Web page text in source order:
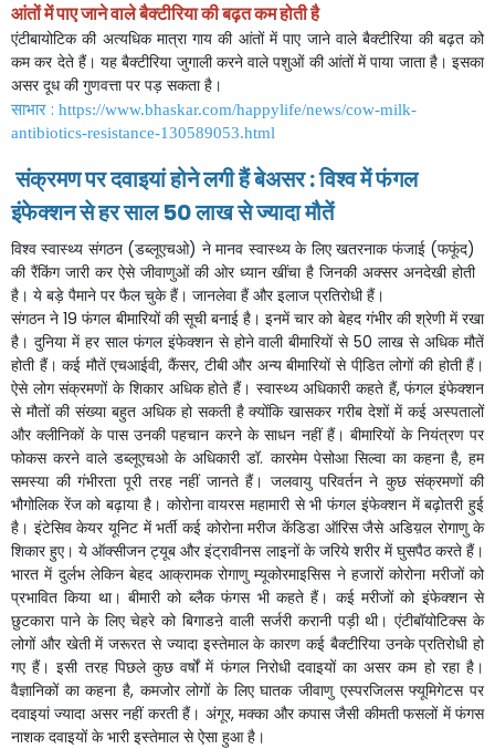
आंतोंमेंपाएजानेवालेबैक्टीरियाकीबढ़तकमहोतीहै
एंटीबायोटिक की अत्यधिक मात्रा गाय की आंतों में पाए जाने वाले बैक्टीरिया की बढ़त को
कम कर देते हैं। यह बैक्टीरिया जुगाली करने वाले पशुओं की आंतों में पाया जाता है। इसका
असर दूध की गुणवत्ता पर पड़ सकता है।
साभार : https://www.bhaskar.com/happylife/news/cow-milk-
antibiotics-resistance-130589053.html
संक्रमणपरदवाइयांहोनेलगीहैंबेअसर:विश्वमेंफंगल
इंफेक्शनसेहरसाल50लाखसेज्यादामौतें
विश्व स्वास्थ्य संगठन(डब्लूएचओ) ने मानव स्वास्थ्य के लिए खतरनाक फंजाई(फफूंद)
की रैंकिंग जारी कर ऐसे जीवाणुओं की ओर ध्यान खींचा है जिनकी अक्सर अनदेखी होती
है। ये बड़े पैमाने पर फैल चुके हैं। जानलेवा हैं और इलाज प्रतिरोधी हैं।
संगठन ने 19फंगल बीमारियों की सूची बनाई है। इनमें चार को बेहद गंभीर की श्रेणी में रखा
है। दुनिया में हर साल फंगल इंफेक्शन से होने वाली बीमारियों से50लाख से अधिक मौतें
होती हैं। कई मौतें एचआईवी,कैंसर, टीबी और अन्य बीमारियों से पीडि़त लोगों की होती हैं।
ऐसे लोग संक्रमणों के शिकार अधिक होते हैं। स्वास्थ्य अधिकारी कहते हैं,फंगल इंफेक्शन
से मौतों की संख्या बहुत अधिक हो सकती है क्योंकि खासकर गरीब देशों में कई अस्पतालों
और क्लीनिकों के पास उनकी पहचान करने के साधन नहीं हैं। बीमारियों के नियंत्रण पर
फोकस करने वाले डब्लूएचओ के अधिकारी डॉ. कारमेम पेसोआ सिल्वा का कहना है,हम
समस्या की गंभीरता पूरी तरह नहीं जानते हैं। जलवायु परिवर्तन ने कुछ संक्रमणों की
भौगोलिक रेंज को बढ़ाया है। कोरोना वायरस महामारी से भी फंगल इंफेक्शन में बढ़ोतरी हुई
है। इंटेसिव केयर यूनिट में भर्ती कई कोरोना मरीज केंडिडा ऑरिस जैसे अडिय़ल रोगाणु के
शिकार हुए। ये ऑक्सीजन ट्यूब और इंट्रावीनस लाइनों के जरिये शरीर में घुसपैठ करते हैं।
भारत में दुर्लभ लेकिन बेहद आक्रामक रोगाणु म्यूकोरमाइसिस ने हजारों कोरोना मरीजों को
प्रभावित किया था। बीमारी को ब्लैक फंगस भी कहते हैं। कई मरीजों को इंफेक्शन से
छुटकारा पाने के लिए चेहरे को बिगाडऩे वाली सर्जरी करानी पड़ी थी। एंटीबॉयोटिक्स के
लोगों और खेती में जरूरत से ज्यादा इस्तेमाल के कारण कई बैक्टीरिया उनके प्रतिरोधी हो
गए हैं। इसी तरह पिछले कुछ वर्षों में फंगल निरोधी दवाइयों का असर कम हो रहा है।
वैज्ञानिकों का कहना है, कमजोर लोगों के लिए घातक जीवाणु एस्परजिलस फ्यूमिगेटस पर
दवाइयां ज्यादा असर नहीं करती हैं। अंगूर,मक्का और कपास जैसी कीमती फसलों में फंगस
नाशक दवाइयों के भारी इस्तेमाल से ऐसा हुआ है।